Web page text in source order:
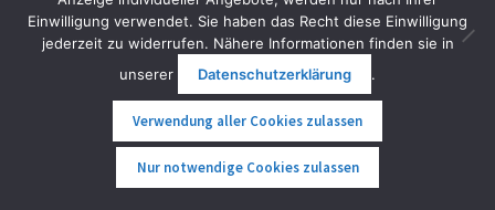
Die aktuellen, echten und sicher nicht gekauften
Bewertungen unserer Kundinnen und Kunden auf die wir
sehr stolz sind:
Einwilligung verwendet. Sie haben das Recht diese Einwilligung
jederzeit zu widerrufen. Nähere Informationen finden sie in
unserer
Datenschutzerklärung .
Verwendung aller Cookies zulassen
Nur notwendige Cookies zulassen